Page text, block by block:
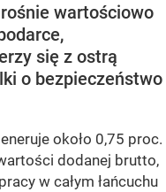
wartościowo
się z ostrą
o bezpieczeństwo
około 0,75 proc.
dodanej brutto,
w całym łańcuchu